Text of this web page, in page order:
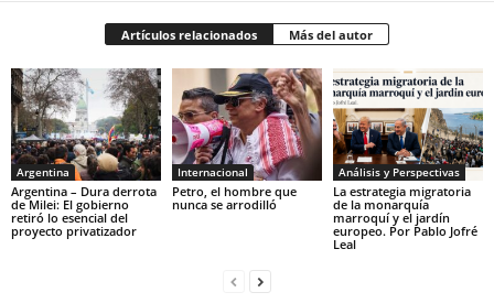
Artículos relacionados Más del autor
Argentina
Argentina – Dura derrota
de Milei: El gobierno
retiró lo esencial del
proyecto privatizador
Internacional
Petro, el hombre que
nunca se arrodilló
Análisis y Perspectivas
La estrategia migratoria
de la monarquía
marroquí y el jardín
europeo. Por Pablo Jofré
Leal